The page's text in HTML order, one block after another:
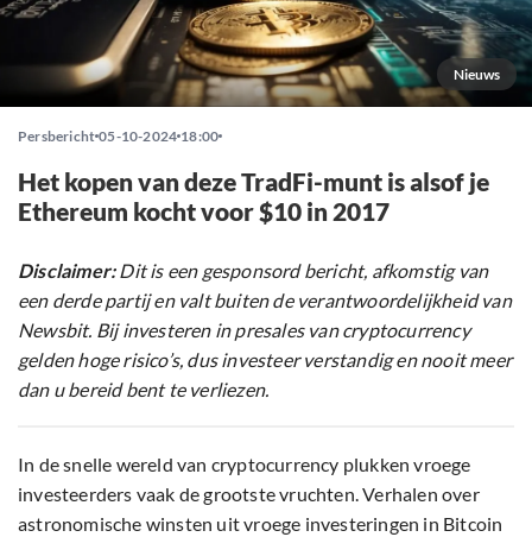
Nieuws
Persbericht 05-10-2024 18:00
Het kopen van deze TradFi-munt is alsof je
Ethereum kocht voor $10 in 2017
Disclaimer:Dit is een gesponsord bericht, afkomstig van
een derde partij en valt buiten de verantwoordelijkheid van
Newsbit. Bij investeren in presales van cryptocurrency
gelden hoge risico’s, dus investeer verstandig en nooit meer
dan u bereid bent te verliezen.
In de snelle wereld van cryptocurrency plukken vroege
investeerders vaak de grootste vruchten. Verhalen over
astronomische winsten uit vroege investeringen in Bitcoin